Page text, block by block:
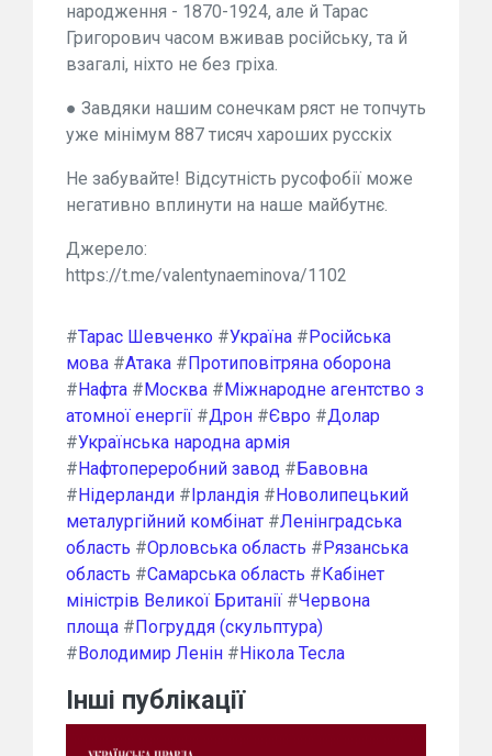
народження - 1870-1924, але й Тарас
Григорович часом вживав російську, та й
взагалі, ніхто не без гріха.
● Завдяки нашим сонечкам ряст не топчуть
уже мінімум 887 тисяч хароших русскіх
Не забувайте! Відсутність русофобії може
негативно вплинути на наше майбутнє.
Джерело:
https://t.me/valentynaeminova/1102
#Тарас Шевченко #Україна # Російська
мова #Атака # Протиповітряна оборона
# Нафта # Москва # Міжнародне агентство з
атомної енергії #Дрон #Євро #Долар
#Українська народна армія
# Нафтопереробний завод # Бавовна
# Нідерланди # Ірландія # Новолипецький
металургійний комбінат #Ленінградська
область #Орловська область # Рязанська
область #Самарська область # Кабінет
міністрів Великої Британії #Червона
площа # Погруддя (скульптура)
# Володимир Ленін # Нікола Тесла
Інші публікації